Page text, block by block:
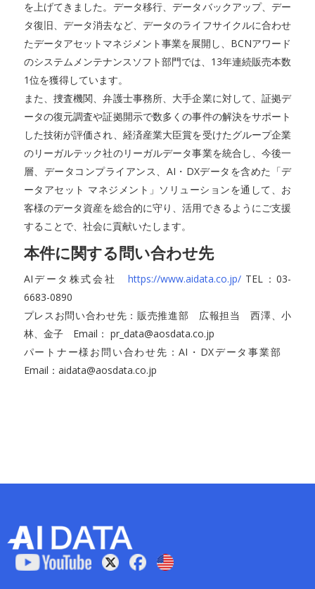
を上げてきました。データ移行、データバックアップ、デー
タ復旧、データ消去など、データのライフサイクルに合わせ
たデータアセットマネジメント事業を展開し、BCNアワード
のシステムメンテナンスソフト部門では、13年連続販売本数
1位を獲得しています。
また、捜査機関、弁護士事務所、大手企業に対して、証拠デ
ータの復元調査や証拠開示で数多くの事件の解決をサポート
した技術が評価され、経済産業大臣賞を受けたグループ企業
のリーガルテック社のリーガルデータ事業を統合し、今後一
層、データコンプライアンス、AI・DXデータを含めた「デ
ータアセット マネジメント」ソリューションを通して、お
客様のデータ資産を総合的に守り、活用できるようにご支援
することで、社会に貢献いたします。
本件に関する問い合わせ先
AIデータ株式会社 https://www.aidata.co.jp/TEL：03-
6683-0890
プレスお問い合わせ先：販売推進部 広報担当 西澤、小
林、金子 Email： pr_data@aosdata.co.jp
パートナー様お問い合わせ先：AI・DXデータ事業部
Email：aidata@aosdata.co.jp